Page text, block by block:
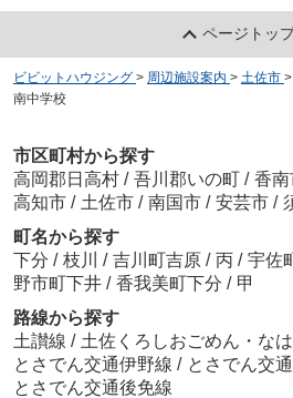
ページトッ
ビビットハウジング > 周辺施設案内 > 土佐市 >
南中学校
市区町村から探す
高岡郡日高村 / 吾川郡いの町 / 香南
高知市 / 土佐市 / 南国市 / 安芸市 /
町名から探す
下分 / 枝川 / 吉川町吉原 / 丙 / 宇佐
野市町下井 / 香我美町下分 / 甲
路線から探す
土讃線 / 土佐くろしおごめん・な
とさでん交通伊野線 / とさでん交
とさでん交通後免線